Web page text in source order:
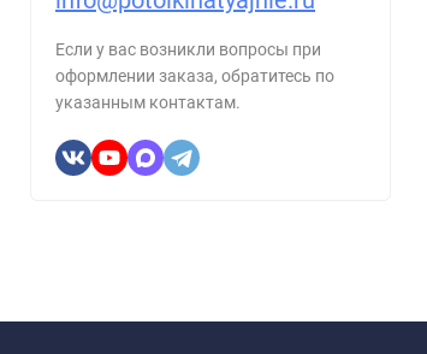
Если у вас возникли вопросы при
оформлении заказа, обратитесь по
указанным контактам.